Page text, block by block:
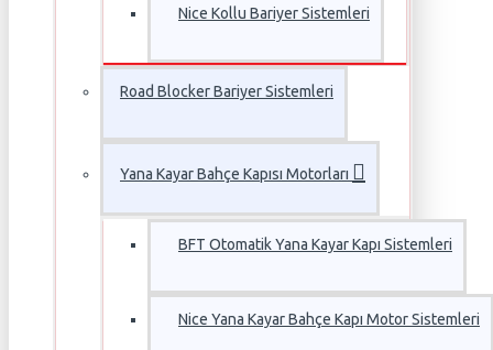
Nice Kollu Bariyer Sistemleri
Road Blocker Bariyer Sistemleri
Yana Kayar Bahçe Kapısı Motorları
BFT Otomatik Yana Kayar Kapı Sistemleri
Nice Yana Kayar Bahçe Kapı Motor Sistemleri